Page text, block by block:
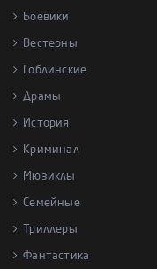
Боевики
Вестерны
Гоблинские
Драмы
История
Криминал
Мюзиклы
Семейные
Триллеры
Фантастика